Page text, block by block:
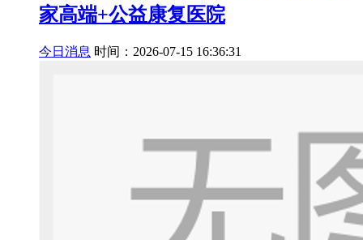
家高端+公益康复医院
今日消息 时间：2026-07-15 16:36:31